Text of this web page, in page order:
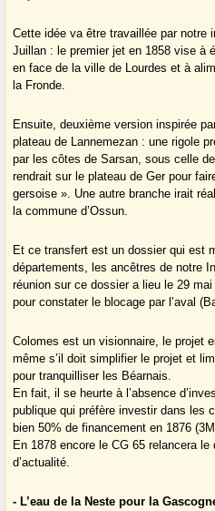
Cette idée va être travaillée par notre
Juillan : le premier jet en 1858 vise à
en face de la ville de Lourdes et à
la Fronde.
Ensuite, deuxième version inspirée
plateau de Lannemezan : une rigole
par les côtes de Sarsan, sous celle
rendrait sur le plateau de Ger pour
gersoise ». Une autre branche irait
la commune d’Ossun.
Et ce transfert est un dossier qui est
départements, les ancêtres de notre
réunion sur ce dossier a lieu le 29
pour constater le blocage par l’aval
Colomes est un visionnaire, le projet
même s’il doit simplifier le projet et
pour tranquilliser les Béarnais.
En fait, il se heurte à l’absence
publique qui préfère investir dans les
bien 50% de financement en 1876
En 1878 encore le CG 65 relancera
d’actualité.
- L’eau de la Neste pour la